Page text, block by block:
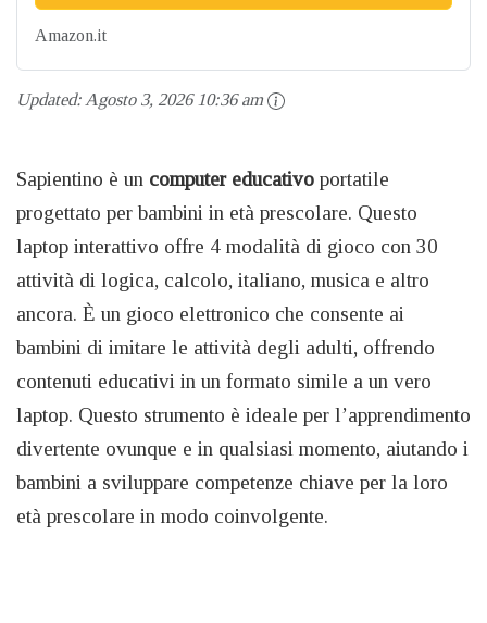
Amazon.it
Updated:Agosto 3, 2026 10:36 am
Sapientino è un computer educativo portatile
progettato per bambini in età prescolare. Questo
laptop interattivo offre 4 modalità di gioco con 30
attività di logica, calcolo, italiano, musica e altro
ancora. È un gioco elettronico che consente ai
bambini di imitare le attività degli adulti, offrendo
contenuti educativi in un formato simile a un vero
laptop. Questo strumento è ideale per l’apprendimento
divertente ovunque e in qualsiasi momento, aiutando i
bambini a sviluppare competenze chiave per la loro
età prescolare in modo coinvolgente.